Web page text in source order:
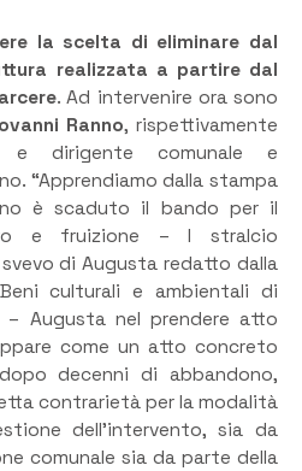
la scelta di eliminare dal
realizzata a partire dal
. Ad intervenire ora sono
Ranno, rispettivamente
e dirigente comunale e
“Apprendiamo dalla stampa
è scaduto il bando per il
e fruizione – I stralcio
di Augusta redatto dalla
culturali e ambientali di
– Augusta nel prendere atto
come un atto concreto
decenni di abbandono,
contrarietà per la modalità
dell’intervento, sia da
comunale sia da parte della